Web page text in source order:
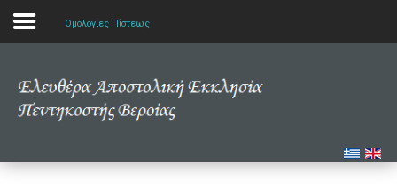
Αρχική
Ομολογίες Πίστεως